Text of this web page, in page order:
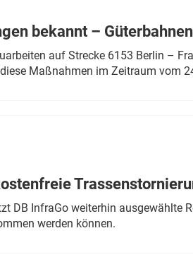
bekannt –
auf Strecke 6153 Berlin –
Maßnahmen im Zeitraum vom
DB InfraGo weiterhin ausgewählte
werden können.